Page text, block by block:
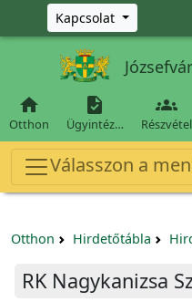
Ugrás a fő tartalomra
Kapcsolat

Otthon

Ügyintéz…

Részvétel
Válasszon a
Otthon Hirdetőtábla
RK Nagykanizsa